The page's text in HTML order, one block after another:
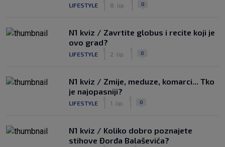
LIFESTYLE 8. lip. 0
N1 kviz / Zavrtite globus i recite koji je
ovo grad?
LIFESTYLE 2. lip. 0
N1 kviz / Zmije, meduze, komarci... Tko
je najopasniji?
LIFESTYLE 1. lip. 0
N1 kviz / Koliko dobro poznajete
stihove Đorđa Balaševića?